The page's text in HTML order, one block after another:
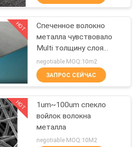
титана
11
HOT
Спеченное волокно
металла чувствовало
Multi толщину слоя
0.37mm
negotiable MOQ:10m2
ЗАПРОС СЕЙЧАС
HOT
1um~100um спекло
войлок волокна
металла
negotiable MOQ:10М2